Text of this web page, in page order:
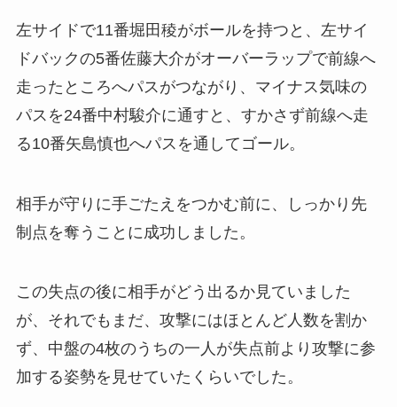
左サイドで11番堀田稜がボールを持つと、左サイ
ドバックの5番佐藤大介がオーバーラップで前線へ
走ったところへパスがつながり、マイナス気味の
パスを24番中村駿介に通すと、すかさず前線へ走
る10番矢島慎也へパスを通してゴール。
相手が守りに手ごたえをつかむ前に、しっかり先
制点を奪うことに成功しました。
この失点の後に相手がどう出るか見ていました
が、それでもまだ、攻撃にはほとんど人数を割か
ず、中盤の4枚のうちの一人が失点前より攻撃に参
加する姿勢を見せていたくらいでした。